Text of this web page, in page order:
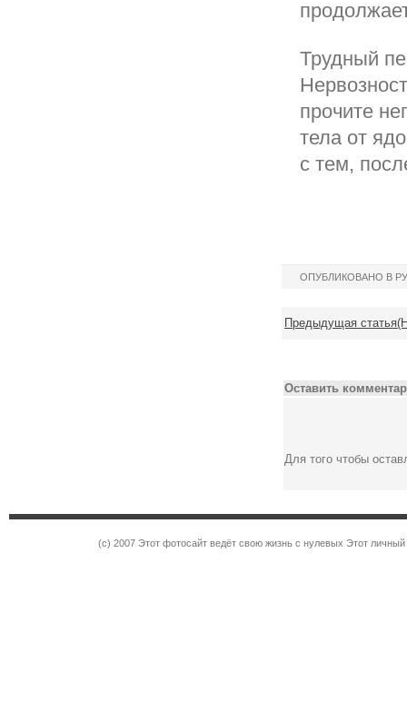
Трудный
прочите
тела от
с тем,
ОПУБЛИКОВАНО В
Предыдущая
Оставить
Для того чтобы
(c) 2007 Этот фотосайт ведёт свою жизнь с нулевых Этот